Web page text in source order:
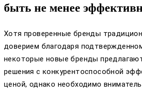
быть не менее
Хотя проверенные бренды
доверием благодаря
некоторые новые бренды
решения с конкурентоспособной
ценой, однако необходимо